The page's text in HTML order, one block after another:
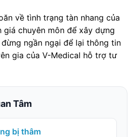
về tình trạng tàn nhang của
giá chuyên môn để xây dựng
ngần ngại để lại thông tin
gia của V-Medical hỗ trợ tư
Tâm
bị thâm